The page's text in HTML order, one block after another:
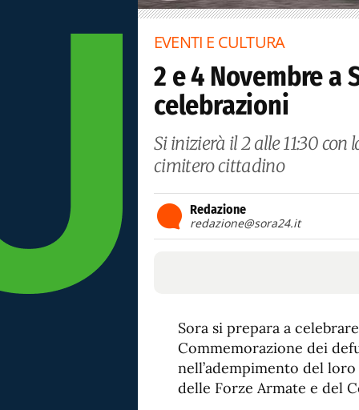
EVENTI E CULTURA
2 e 4 Novembre a
celebrazioni
Si inizierà il 2 alle 11:30
cimitero cittadino
Redazione
redazione@sora24.it
Sora si prepara a
Commemorazione dei
nell’adempimento del
delle Forze Armate e del